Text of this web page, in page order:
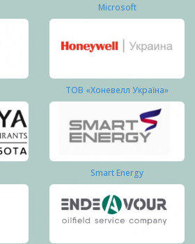
Microsoft
ТОВ «Хоневелл Україна»
Smart Energy